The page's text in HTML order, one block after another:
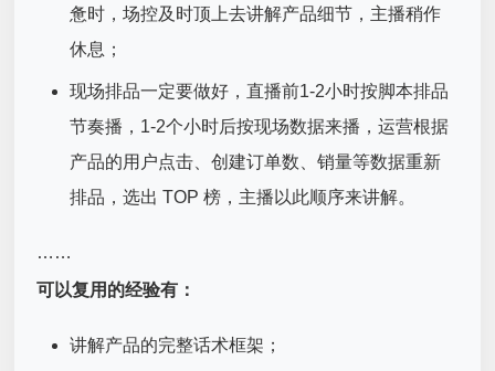
惫时，场控及时顶上去讲解产品细节，主播稍作
休息；
现场排品一定要做好，直播前1-2小时按脚本排品
节奏播，1-2个小时后按现场数据来播，运营根据
产品的用户点击、创建订单数、销量等数据重新
排品，选出 TOP 榜，主播以此顺序来讲解。
……
可以复用的经验有：
讲解产品的完整话术框架；